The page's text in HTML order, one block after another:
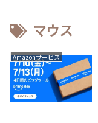
マウス
Amazonサービス